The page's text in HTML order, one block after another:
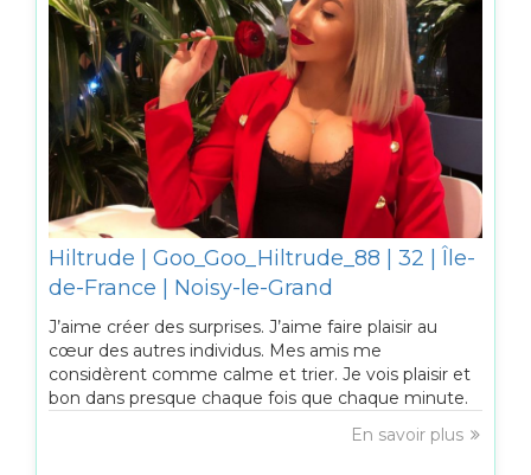
Hiltrude | Goo_Goo_Hiltrude_88 | 32 | Île-
de-France | Noisy-le-Grand
J’aime créer des surprises. J’aime faire plaisir au
cœur des autres individus. Mes amis me
considèrent comme calme et trier. Je vois plaisir et
bon dans presque chaque fois que chaque minute.
En savoir plus